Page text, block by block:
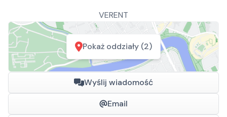
VERENT
Pokaż oddziały (2)
Wyślij wiadomość
Email